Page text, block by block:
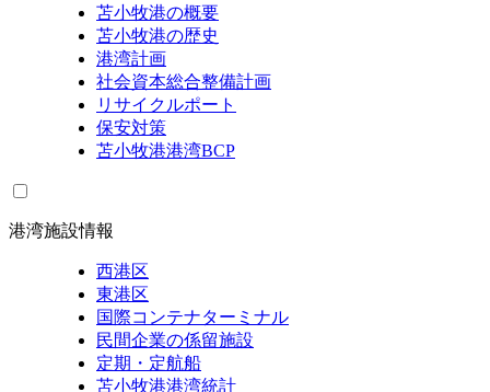
苫小牧港の概要
苫小牧港の歴史
港湾計画
社会資本総合整備計画
リサイクルポート
保安対策
苫小牧港港湾BCP
港湾施設情報
西港区
東港区
国際コンテナターミナル
民間企業の係留施設
定期・定航船
苫小牧港港湾統計